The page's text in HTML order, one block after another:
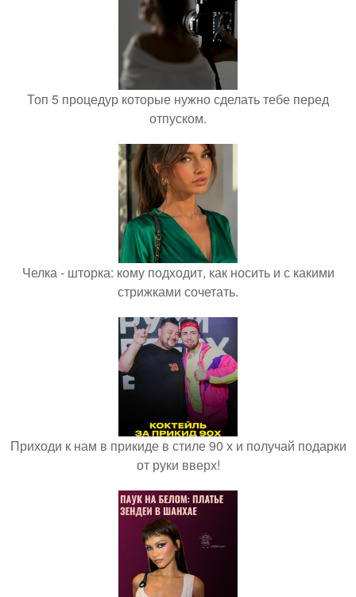
Топ 5 процедур которые нужно сделать тебе перед
отпуском.
Челка - шторка: кому подходит, как носить и с какими
стрижками сочетать.
Приходи к нам в прикиде в стиле 90 х и получай подарки
от руки вверх!